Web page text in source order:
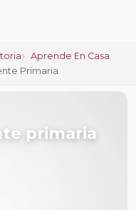
Aprende En Casa
Primaria
primaria